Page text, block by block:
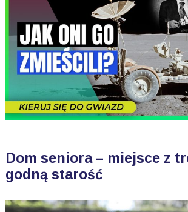
Dom seniora – miejsce z
godną starość